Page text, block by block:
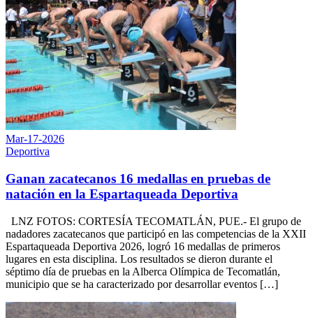
Mar-17-2026
Deportiva
Ganan zacatecanos 16 medallas en pruebas de
natación en la Espartaqueada Deportiva
LNZ FOTOS: CORTESÍA TECOMATLÁN, PUE.- El grupo de
nadadores zacatecanos que participó en las competencias de la XXII
Espartaqueada Deportiva 2026, logró 16 medallas de primeros
lugares en esta disciplina. Los resultados se dieron durante el
séptimo día de pruebas en la Alberca Olímpica de Tecomatlán,
municipio que se ha caracterizado por desarrollar eventos […]